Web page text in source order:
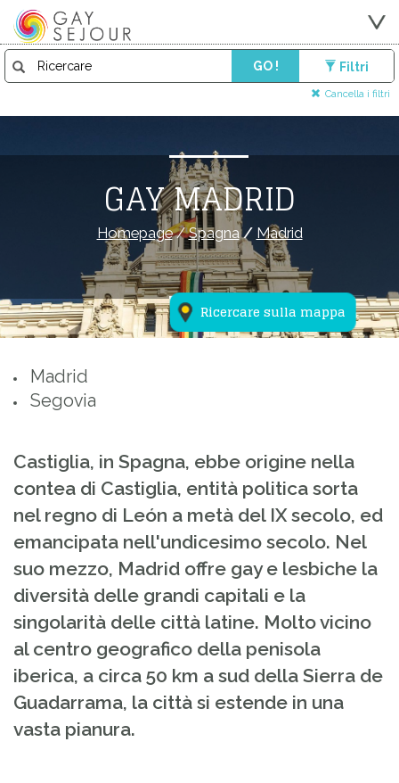
GO ! Filtri
Cancella i filtri
Ricercare sulla mappa
GAY MADRID
Homepage/Spagna/ Madrid
Madrid
Segovia
Castiglia, in Spagna, ebbe origine nella
contea di Castiglia, entità politica sorta
nel regno di León a metà del IX secolo, ed
emancipata nell'undicesimo secolo. Nel
suo mezzo, Madrid offre gay e lesbiche la
diversità delle grandi capitali e la
singolarità delle città latine. Molto vicino
al centro geografico della penisola
iberica, a circa 50 km a sud della Sierra de
Guadarrama, la città si estende in una
vasta pianura.